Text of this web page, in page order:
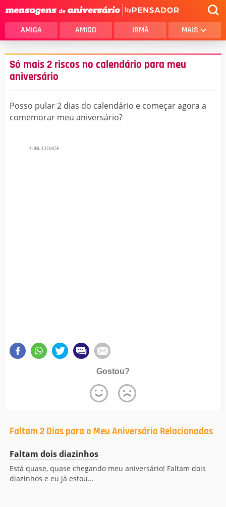
by
AMIGA AMIGO IRMÃ MAIS
Só mais 2 riscos no calendário para meu
aniversário
Posso pular 2 dias do calendário e começar agora a
comemorar meu aniversário?
Gostou?
Faltam 2 Dias para o Meu Aniversário Relacionadas
Faltam dois diazinhos
Está quase, quase chegando meu aniversário! Faltam dois
diazinhos e eu já estou...